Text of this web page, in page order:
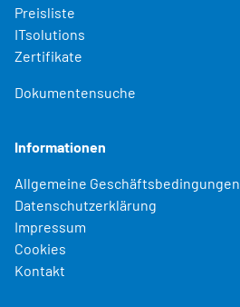
Preisliste
ITsolutions
Zertifikate
Dokumentensuche
Informationen
Allgemeine Geschäftsbedingungen
Datenschutzerklärung
Impressum
Cookies
Kontakt